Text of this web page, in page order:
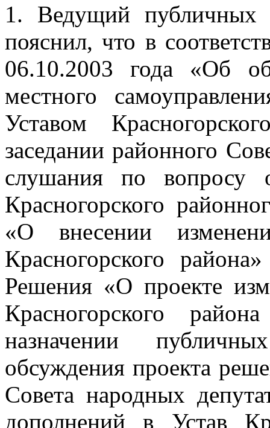
1. Ведущий публичных
пояснил, что в
06.10.2003 года «Об
местного
Уставом
заседании районного
слушания по вопросу
Красногорского
«О внесении
Красногорского
Решения «О проекте
Красногорского
назначении
обсуждения проекта
Совета народных
дополнений в Устав